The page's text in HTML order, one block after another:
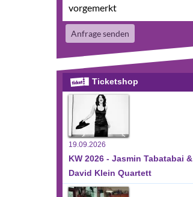
vorgemerkt
Anfrage senden
Ticketshop
19.09.2026
KW 2026 - Jasmin Tabatabai &
David Klein Quartett